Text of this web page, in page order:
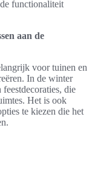
functionaliteit
aan de
voor tuinen en
In de winter
die
Het is ook
te kiezen die het